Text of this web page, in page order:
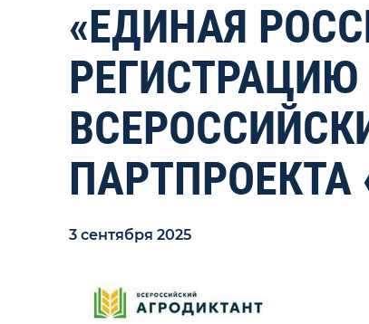
«ЕДИНАЯ
ПАРТПРОЕКТА
3 сентября 2025